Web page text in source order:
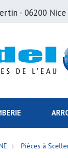
- 06200 Nice
Pièces à